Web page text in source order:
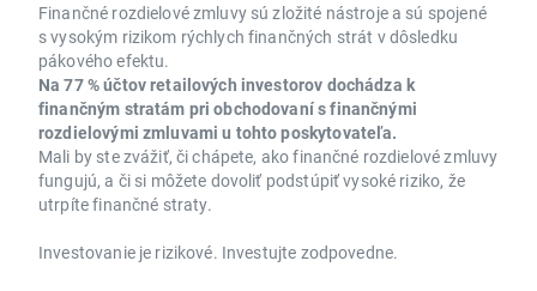
Finančné rozdielové zmluvy sú zložité nástroje a sú spojené
s vysokým rizikom rýchlych finančných strát v dôsledku
pákového efektu.
Na 77 % účtov retailových investorov dochádza k
finančným stratám pri obchodovaní s finančnými
rozdielovými zmluvami u tohto poskytovateľa.
Mali by ste zvážiť, či chápete, ako finančné rozdielové zmluvy
fungujú, a či si môžete dovoliť podstúpiť vysoké riziko, že
utrpíte finančné straty.
Investovanie je rizikové. Investujte zodpovedne.